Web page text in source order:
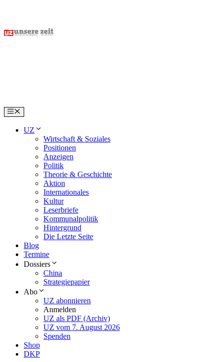
content
Menu
UZ
Wirtschaft & Soziales
Positionen
Anzeigen
Politik
Theorie & Geschichte
Aktion
Internationales
Kultur
Leserbriefe
Kommunalpolitik
Hintergrund
Die Letzte Seite
Blog
Termine
Dossiers
China
Strategiepapier
Abo
UZ abonnieren
Anmelden
UZ als PDF (Archiv)
UZ vom 7. August 2026
Spenden
Shop
DKP